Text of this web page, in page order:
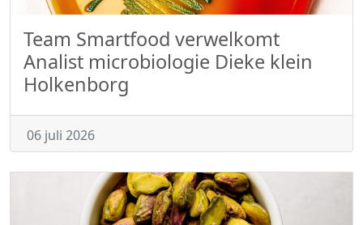
Team Smartfood verwelkomt
Analist microbiologie Dieke klein
Holkenborg
06 juli 2026